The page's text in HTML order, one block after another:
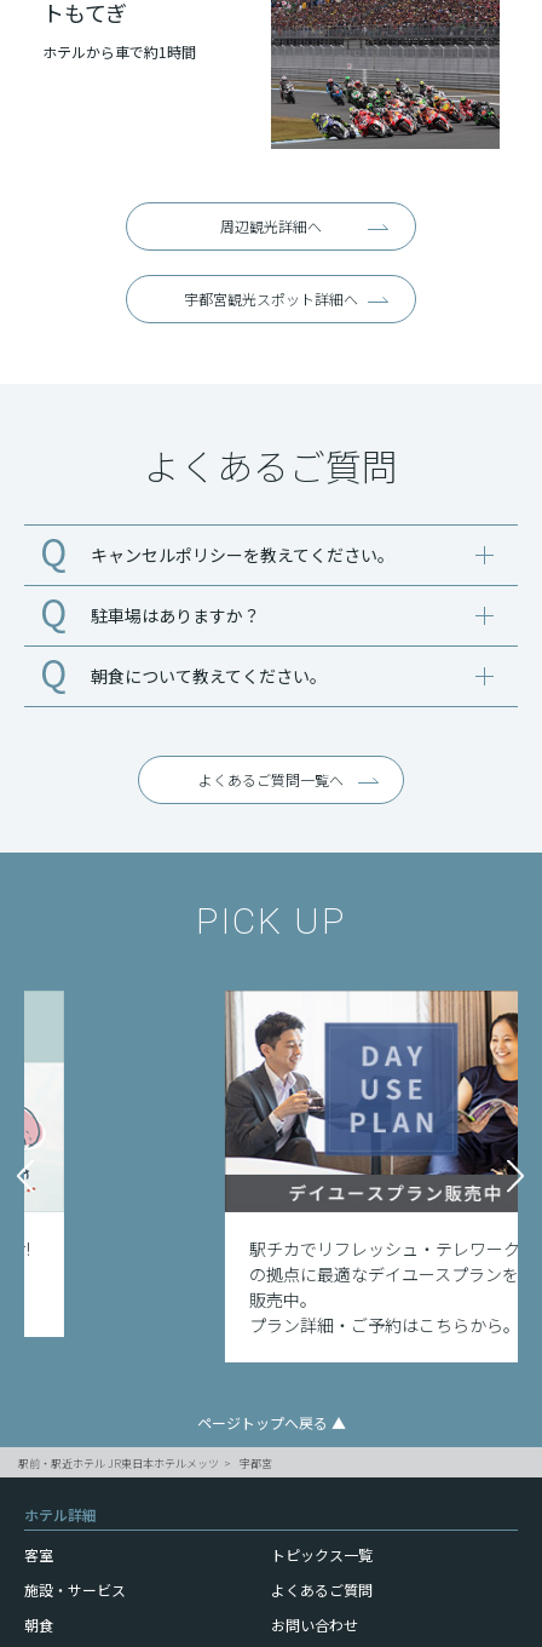
トもてぎ
ホテルから車で約1時間
周辺観光詳細へ
宇都宮観光スポット詳細へ
よくあるご質問
キャンセルポリシーを教えてください。
駐車場はありますか？
朝食について教えてください。
よくあるご質問一覧へ
PICK UP
駅チカでリフレッシュ・テレワーク
の拠点に最適なデイユースプランを
プラン詳細・ご予約はこちらから。
ページトップへ戻る ▲
駅前・駅近ホテル JR東日本ホテルメッツ 宇都宮
ホテル詳細
客室
施設・サービス
朝食
トピックス一覧
よくあるご質問
お問い合わせ